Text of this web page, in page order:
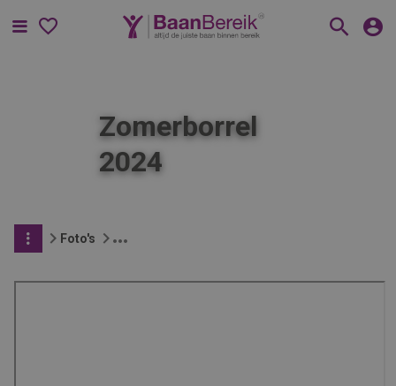
Menu
Zomerborrel
2024
Foto's